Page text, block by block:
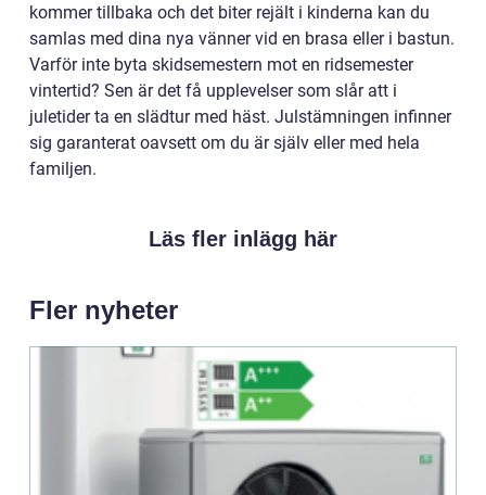
kommer tillbaka och det biter rejält i kinderna kan du
samlas med dina nya vänner vid en brasa eller i bastun.
Varför inte byta skidsemestern mot en ridsemester
vintertid? Sen är det få upplevelser som slår att i
juletider ta en slädtur med häst. Julstämningen infinner
sig garanterat oavsett om du är själv eller med hela
familjen.
Läs fler inlägg här
Fler nyheter